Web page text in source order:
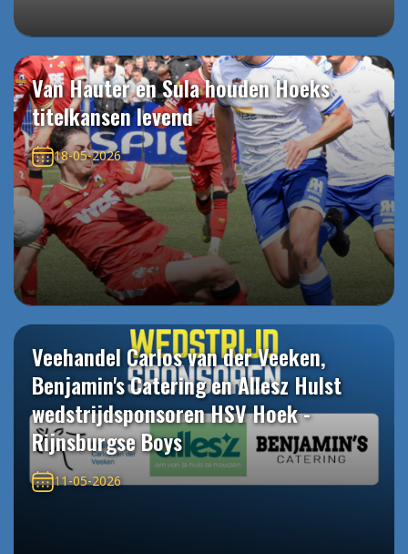
Van Hauter en Sula houden Hoeks
titelkansen levend
18-05-2026
Veehandel Carlos van der Veeken,
Benjamin's Catering en Allesz Hulst
wedstrijdsponsoren HSV Hoek -
Rijnsburgse Boys
11-05-2026